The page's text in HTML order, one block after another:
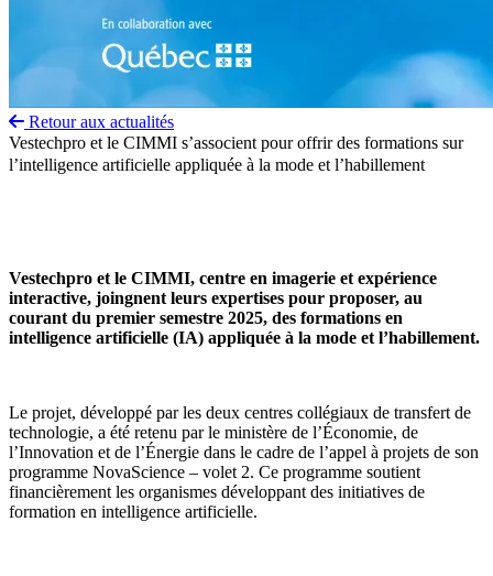
Retour aux actualités
Vestechpro et le CIMMI s’associent pour offrir des formations sur
l’intelligence artificielle appliquée à la mode et l’habillement
Vestechpro et le CIMMI, centre en imagerie et expérience
interactive, joingnent leurs expertises pour proposer, au
courant du premier semestre 2025, des formations en
intelligence artificielle (IA) appliquée à la mode et l’habillement.
Le projet, développé par les deux centres collégiaux de transfert de
technologie, a été retenu par le ministère de l’Économie, de
l’Innovation et de l’Énergie dans le cadre de l’appel à projets de son
programme NovaScience – volet 2. Ce programme soutient
financièrement les organismes développant des initiatives de
formation en intelligence artificielle.